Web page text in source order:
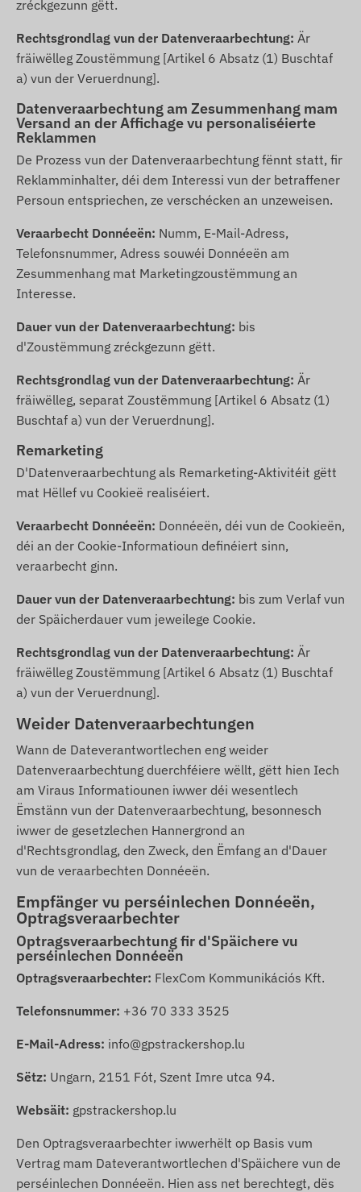
zréckgezunn gëtt.
Rechtsgrondlag vun der Datenveraarbechtung: Är
fräiwëlleg Zoustëmmung [Artikel 6 Absatz (1) Buschtaf
a) vun der Veruerdnung].
Datenveraarbechtung am Zesummenhang mam
Versand an der Affichage vu personaliséierte
Reklammen
De Prozess vun der Datenveraarbechtung fënnt statt, fir
Reklamminhalter, déi dem Interessi vun der betraffener
Persoun entspriechen, ze verschécken an unzeweisen.
Veraarbecht Donnéeën: Numm, E-Mail-Adress,
Telefonsnummer, Adress souwéi Donnéeën am
Zesummenhang mat Marketingzoustëmmung an
Interesse.
Dauer vun der Datenveraarbechtung: bis
d'Zoustëmmung zréckgezunn gëtt.
Rechtsgrondlag vun der Datenveraarbechtung: Är
fräiwëlleg, separat Zoustëmmung [Artikel 6 Absatz (1)
Buschtaf a) vun der Veruerdnung].
Remarketing
D'Datenveraarbechtung als Remarketing-Aktivitéit gëtt
mat Hëllef vu Cookieë realiséiert.
Veraarbecht Donnéeën: Donnéeën, déi vun de Cookieën,
déi an der Cookie-Informatioun definéiert sinn,
veraarbecht ginn.
Dauer vun der Datenveraarbechtung: bis zum Verlaf vun
der Späicherdauer vum jeweilege Cookie.
Rechtsgrondlag vun der Datenveraarbechtung: Är
fräiwëlleg Zoustëmmung [Artikel 6 Absatz (1) Buschtaf
a) vun der Veruerdnung].
Weider Datenveraarbechtungen
Wann de Dateverantwortlechen eng weider
Datenveraarbechtung duerchféiere wëllt, gëtt hien Iech
am Viraus Informatiounen iwwer déi wesentlech
Ëmstänn vun der Datenveraarbechtung, besonnesch
iwwer de gesetzlechen Hannergrond an
d'Rechtsgrondlag, den Zweck, den Ëmfang an d'Dauer
vun de veraarbechten Donnéeën.
Empfänger vu perséinlechen Donnéeën,
Optragsveraarbechter
Optragsveraarbechtung fir d'Späichere vu
perséinlechen Donnéeën
Optragsveraarbechter: FlexCom Kommunikációs Kft.
Telefonsnummer: +36 70 333 3525
E-Mail-Adress: info@gpstrackershop.lu
Sëtz: Ungarn, 2151 Fót, Szent Imre utca 94.
Websäit: gpstrackershop.lu
Den Optragsveraarbechter iwwerhëlt op Basis vum
Vertrag mam Dateverantwortlechen d'Späichere vun de
perséinlechen Donnéeën. Hien ass net berechtegt, dës